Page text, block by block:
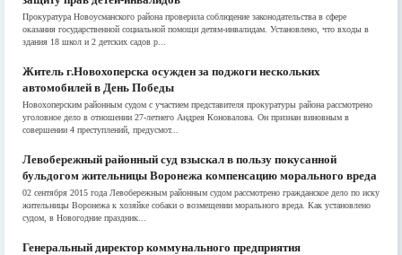
Прокуратура Новоусманского района проверила соблюдение законодательства в сфере
оказания государственной социальной помощи детям-инвалидам. Установлено, что входы в
здания 18 школ и 2 детских садов р...
Житель г.Новохоперска осужден за поджоги нескольких
автомобилей в День Победы
Новохоперским районным судом с участием представителя прокуратуры района рассмотрено
уголовное дело в отношении 27-летнего Андрея Коновалова. Он признан виновным в
совершении 4 преступлений, предусмот...
Левобережный районный суд взыскал в пользу покусанной
бульдогом жительницы Воронежа компенсацию морального вреда
02 сентября 2015 года Левобережным районным судом рассмотрено гражданское дело по иску
жительницы Воронежа к хозяйке собаки о возмещении морального вреда. Как установлено
судом, в Новогодние праздник...
Генеральный директор коммунального предприятия